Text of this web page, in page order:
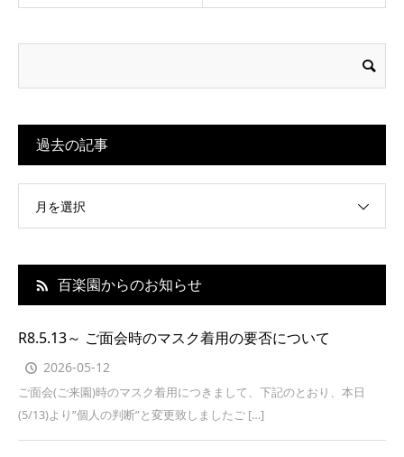
過去の記事
月を選択
百楽園からのお知らせ
R8.5.13～ ご面会時のマスク着用の要否について
2026-05-12
ご面会(ご来園)時のマスク着用につきまして、下記のとおり、本日
(5/13)より”個人の判断”と変更致しましたご […]